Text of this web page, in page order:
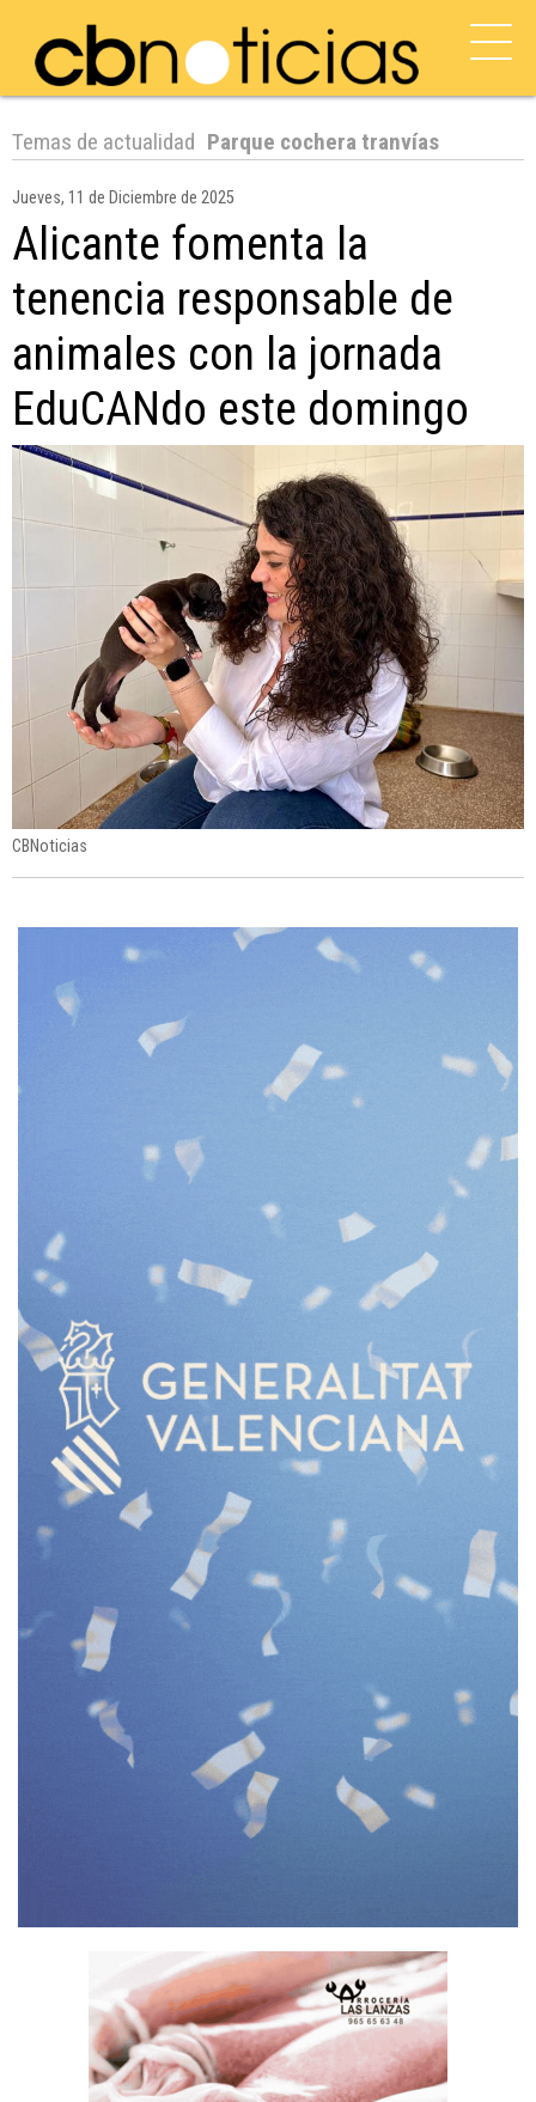
Temas de actualidad Parque cochera tranvías
Jueves, 11 de Diciembre de 2025
Alicante fomenta la
tenencia responsable de
animales con la jornada
EduCANdo este domingo
CBNoticias